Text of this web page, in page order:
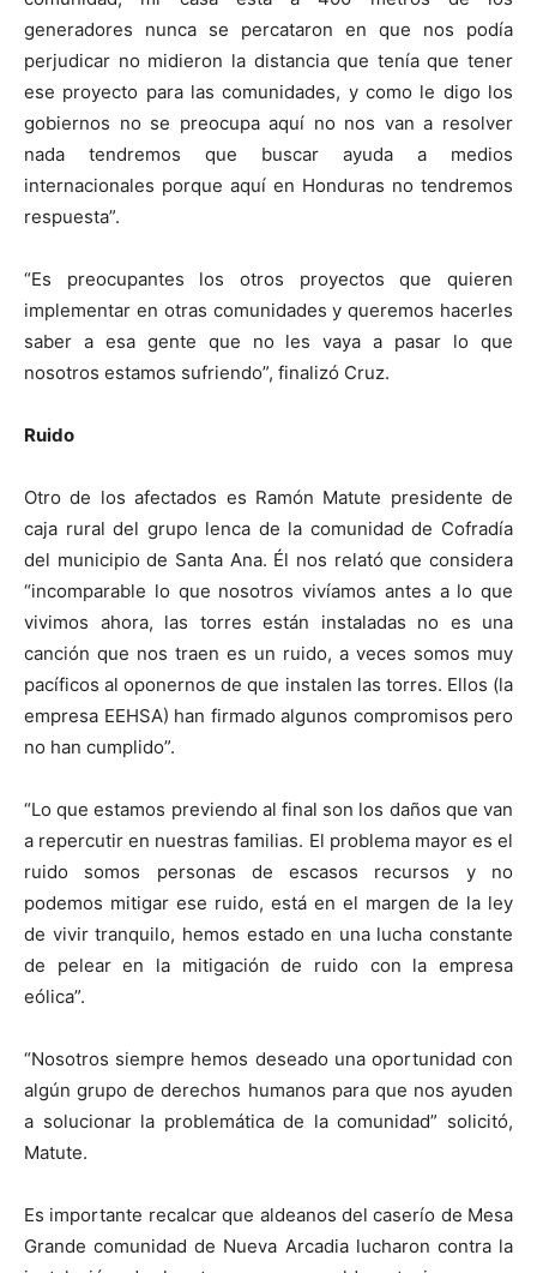
generadores nunca se percataron en que nos podía
perjudicar no midieron la distancia que tenía que tener
ese proyecto para las comunidades, y como le digo los
gobiernos no se preocupa aquí no nos van a resolver
nada tendremos que buscar ayuda a medios
internacionales porque aquí en Honduras no tendremos
respuesta”.
“Es preocupantes los otros proyectos que quieren
implementar en otras comunidades y queremos hacerles
saber a esa gente que no les vaya a pasar lo que
nosotros estamos sufriendo”, finalizó Cruz.
Ruido
Otro de los afectados es Ramón Matute presidente de
caja rural del grupo lenca de la comunidad de Cofradía
del municipio de Santa Ana. Él nos relató que considera
“incomparable lo que nosotros vivíamos antes a lo que
vivimos ahora, las torres están instaladas no es una
canción que nos traen es un ruido, a veces somos muy
pacíficos al oponernos de que instalen las torres. Ellos (la
empresa EEHSA) han firmado algunos compromisos pero
no han cumplido”.
“Lo que estamos previendo al final son los daños que van
a repercutir en nuestras familias. El problema mayor es el
ruido somos personas de escasos recursos y no
podemos mitigar ese ruido, está en el margen de la ley
de vivir tranquilo, hemos estado en una lucha constante
de pelear en la mitigación de ruido con la empresa
eólica”.
“Nosotros siempre hemos deseado una oportunidad con
algún grupo de derechos humanos para que nos ayuden
a solucionar la problemática de la comunidad” solicitó,
Matute.
Es importante recalcar que aldeanos del caserío de Mesa
Grande comunidad de Nueva Arcadia lucharon contra la